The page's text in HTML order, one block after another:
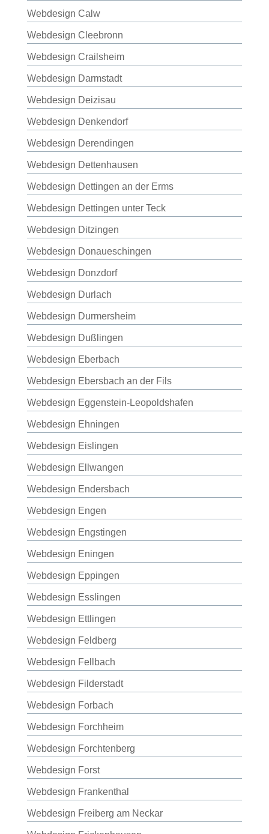
Webdesign Calw
Webdesign Cleebronn
Webdesign Crailsheim
Webdesign Darmstadt
Webdesign Deizisau
Webdesign Denkendorf
Webdesign Derendingen
Webdesign Dettenhausen
Webdesign Dettingen an der Erms
Webdesign Dettingen unter Teck
Webdesign Ditzingen
Webdesign Donaueschingen
Webdesign Donzdorf
Webdesign Durlach
Webdesign Durmersheim
Webdesign Dußlingen
Webdesign Eberbach
Webdesign Ebersbach an der Fils
Webdesign Eggenstein-Leopoldshafen
Webdesign Ehningen
Webdesign Eislingen
Webdesign Ellwangen
Webdesign Endersbach
Webdesign Engen
Webdesign Engstingen
Webdesign Eningen
Webdesign Eppingen
Webdesign Esslingen
Webdesign Ettlingen
Webdesign Feldberg
Webdesign Fellbach
Webdesign Filderstadt
Webdesign Forbach
Webdesign Forchheim
Webdesign Forchtenberg
Webdesign Forst
Webdesign Frankenthal
Webdesign Freiberg am Neckar